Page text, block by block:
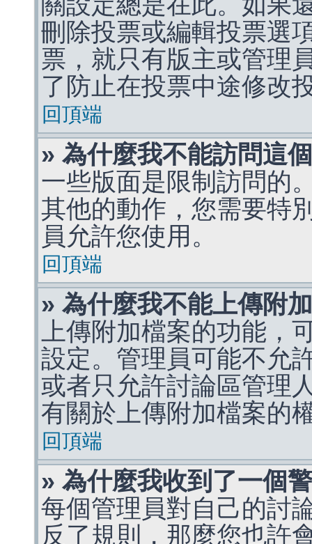
刪除投票或編輯投票選
票，就只有版主或管理
了防止在投票中途修改
回頂端
» 為什麼我不能訪問這
一些版面是限制訪問的
其他的動作，您需要特
員允許您使用。
回頂端
» 為什麼我不能上傳附
上傳附加檔案的功能，
設定。管理員可能不允
或者只允許討論區管理
有關於上傳附加檔案的
回頂端
» 為什麼我收到了一個
每個管理員對自己的討
反了規則，那麼您也許